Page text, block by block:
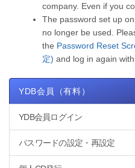
company. Even if you
The password set up
no longer be used.
the Password Reset
定) and log in again
YDB会員（有料）
YDB会員ログイン
パスワードの設定・再設定